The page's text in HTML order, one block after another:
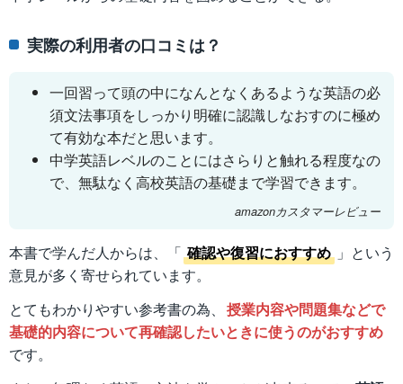
実際の利用者の口コミは？
一回習って頭の中になんとなくあるような英語の必
須文法事項をしっかり明確に認識しなおすのに極め
て有効な本だと思います。
中学英語レベルのことにはさらりと触れる程度なの
で、無駄なく高校英語の基礎まで学習できます。
amazonカスタマーレビュー
本書で学んだ人からは、「 確認や復習におすすめ 」という
意見が多く寄せられています。
とてもわかりやすい参考書の為、 授業内容や問題集などで
基礎的内容について再確認したいときに使うのがおすすめ
です。